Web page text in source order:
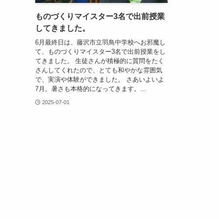
ものづくりマイスター3名で出前授業
してきました。
6月最終日は、藤沢市立羽鳥中学校へお邪魔し
て、ものづくりマイスター3名で出前授業をし
てきました。 生徒さんが積極的に質問をたく
さんしてくれたので、とても和やかな雰囲気
で、実演や体験ができました。 さあいよいよ
7月。暑さも本格的になってきます。...
2025-07-01